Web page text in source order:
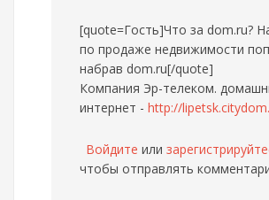
[quote=Гость]Что за dom.ru?
по продаже недвижимости
набрав dom.ru[/quote]
Компания Эр-телеком.
интернет - http://
Войдите или
чтобы отправлять